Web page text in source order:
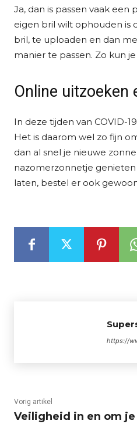
Ja, dan is passen vaak een
eigen bril wilt ophouden is
bril, te uploaden en dan
manier te passen. Zo kun
Online uitzoeken
In deze tijden van COVID-
Het is daarom wel zo fijn
dan al snel je nieuwe
nazomerzonnetje
laten, bestel er ook
https://
Vorig artikel
Veiligheid in en om